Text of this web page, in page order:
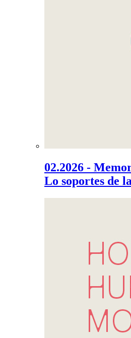
02.2026 -
Lo soportes de